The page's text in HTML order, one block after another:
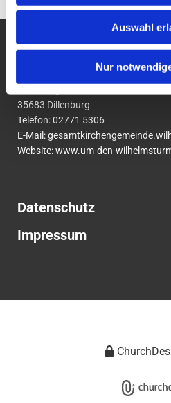
Auswahl
Nur
um den Wilhelmsturm
35683 Dillenburg
Telefon:02771 5306
E-Mail:
Website: www.um-den-
Datenschutz
Impressum